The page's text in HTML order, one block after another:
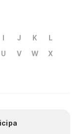
I J K
L
U V W
X